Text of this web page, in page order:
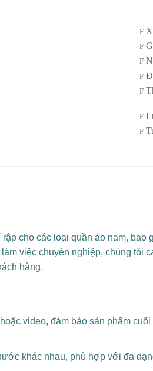
F
F
F
F
F
F
F
cho các loại quần áo nam, bao
việc chuyên nghiệp, chúng tôi
hàng.
video, đảm bảo sản phẩm
khác nhau, phù hợp với đa